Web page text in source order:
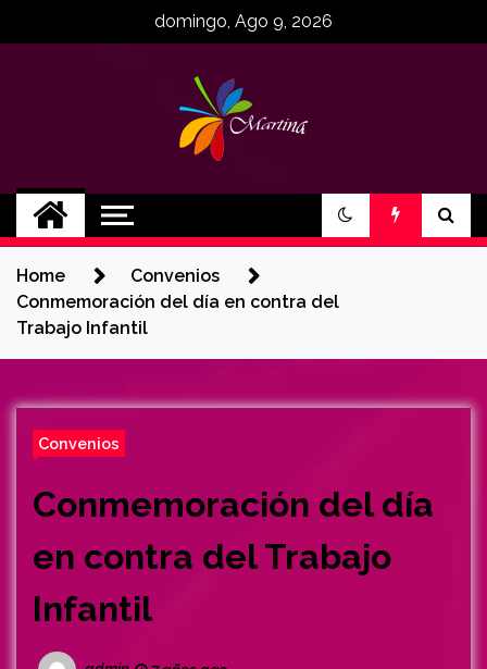
domingo, Ago 9, 2026
MartinaCE
Martina Construyendo Esperanza
Home
Convenios
Conmemoración del día en contra del
Trabajo Infantil
Convenios
Conmemoración del día
en contra del Trabajo
Infantil